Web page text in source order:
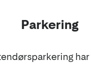
Parkering